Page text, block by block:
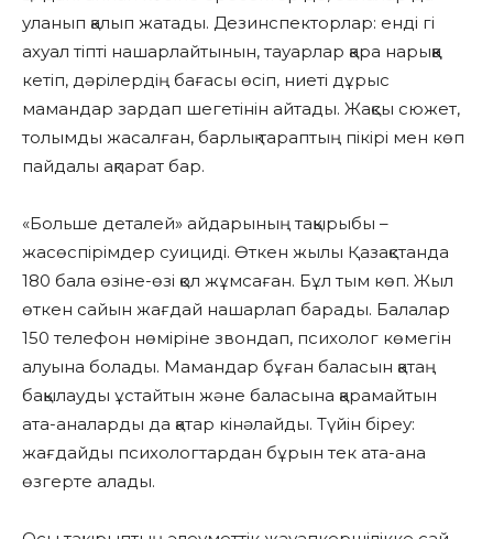
уланып қалып жатады. Дезинспекторлар: енді гі
ахуал тіпті нашарлайтынын, тауарлар қара нарыққа
кетіп, дәрілердің бағасы өсіп, ниеті дұрыс
мамандар зардап шегетінін айтады. Жақсы сюжет,
толымды жасалған, барлық тараптың пікірі мен көп
пайдалы ақпарат бар.
«Больше деталей» айдарының тақырыбы –
жасөспірімдер суициді. Өткен жылы Қазақстанда
180 бала өзіне-өзі қол жұмсаған. Бұл тым көп. Жыл
өткен сайын жағдай нашарлап барады. Балалар
150 телефон нөміріне звондап, психолог көмегін
алуына болады. Мамандар бұған баласын қатаң
бақылауды ұстайтын және баласына қарамайтын
ата-аналарды да қатар кінәлайды. Түйін біреу:
жағдайды психологтардан бұрын тек ата-ана
өзгерте алады.